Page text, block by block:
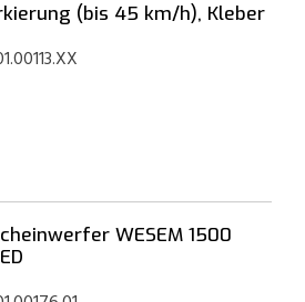
(bis 45 km/h), Kleber
WESEM 1500